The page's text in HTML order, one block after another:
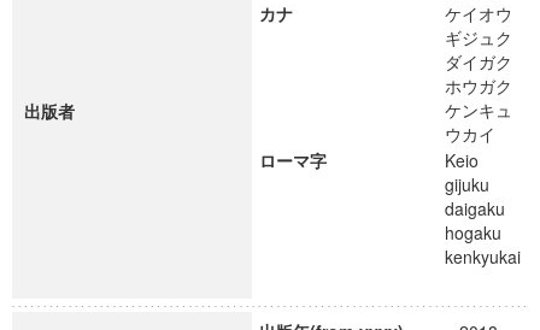
出版者
カナ
ケイオウ
ギジュク
ダイガク
ホウガク
ケンキュ
ウカイ
ローマ字
Keio
gijuku
daigaku
hogaku
kenkyukai